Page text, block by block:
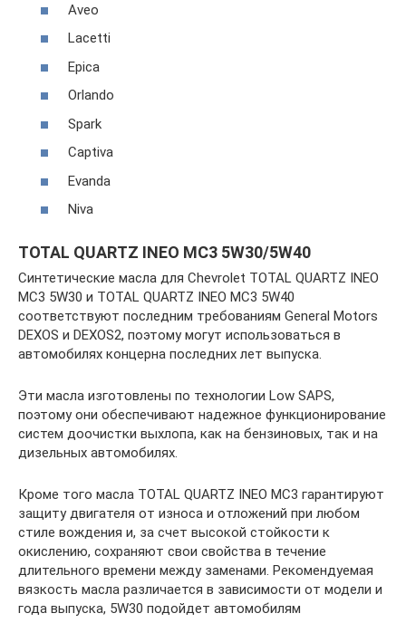
Aveo
Lacetti
Epica
Orlando
Spark
Captiva
Evanda
Niva
TOTAL QUARTZ INEO MC3 5W30/5W40
Синтетические масла для Chevrolet TOTAL QUARTZ INEO
MC3 5W30 и TOTAL QUARTZ INEO MC3 5W40
соответствуют последним требованиям General Motors
DEXOS и DEXOS2, поэтому могут использоваться в
автомобилях концерна последних лет выпуска.
Эти масла изготовлены по технологии Low SAPS,
поэтому они обеспечивают надежное функционирование
систем доочистки выхлопа, как на бензиновых, так и на
дизельных автомобилях.
Кроме того масла TOTAL QUARTZ INEO MC3 гарантируют
защиту двигателя от износа и отложений при любом
стиле вождения и, за счет высокой стойкости к
окислению, сохраняют свои свойства в течение
длительного времени между заменами. Рекомендуемая
вязкость масла различается в зависимости от модели и
года выпуска, 5W30 подойдет автомобилям